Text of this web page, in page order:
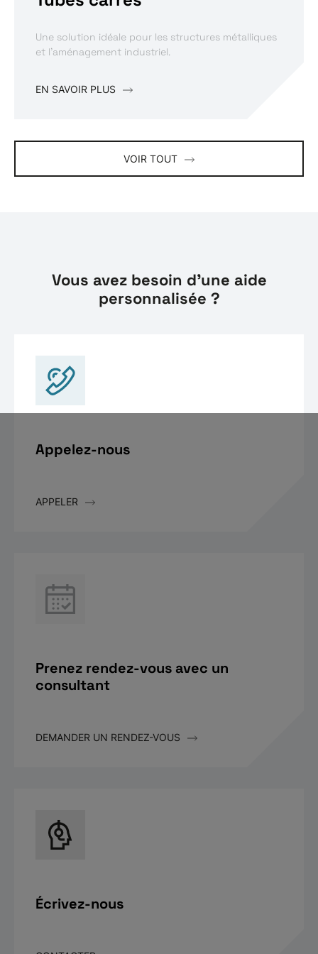
Une solution idéale pour les structures métalliques
et l’aménagement industriel.
EN SAVOIR PLUS
VOIR TOUT
Vous avez besoin d'une aide
personnalisée ?
Appelez-nous
APPELER
Prenez rendez-vous avec un
consultant
DEMANDER UN RENDEZ-VOUS
Écrivez-nous